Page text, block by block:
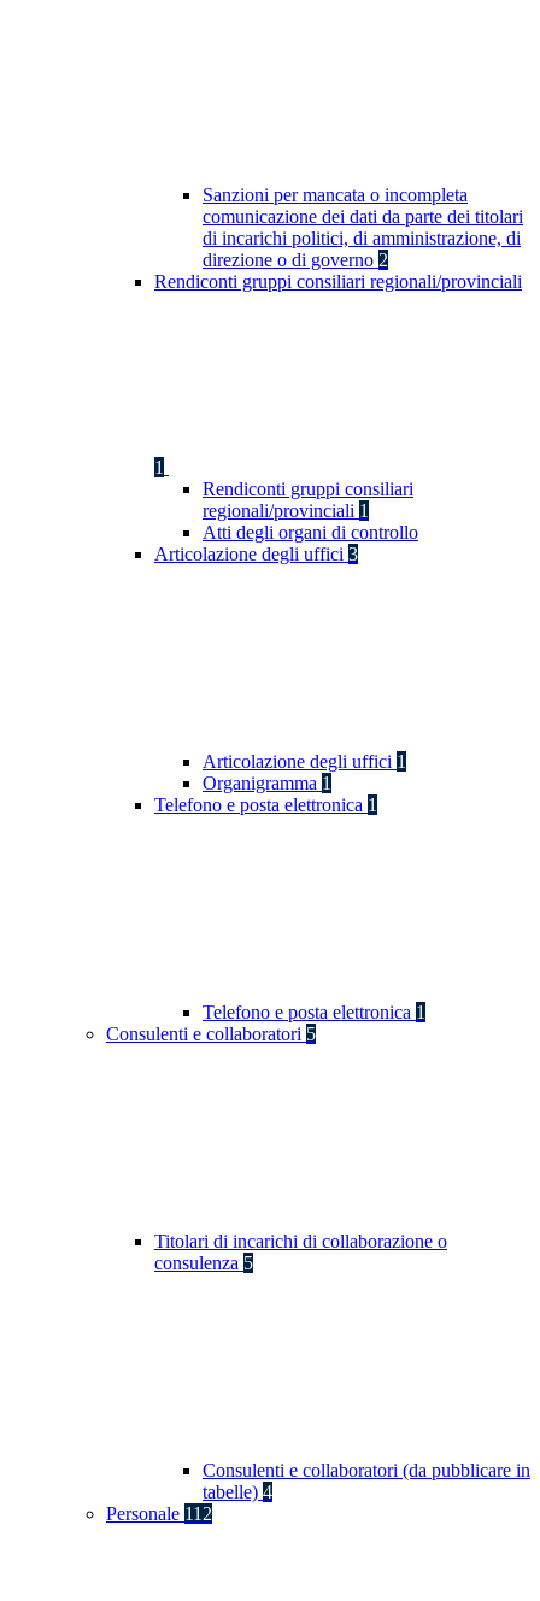
Sanzioni per mancata o incompleta
comunicazione dei dati da parte dei titolari
di incarichi politici, di amministrazione, di
direzione o di governo 2
Rendiconti gruppi consiliari regionali/provinciali
1
Rendiconti gruppi consiliari
regionali/provinciali 1
Atti degli organi di controllo
Articolazione degli uffici 3
Articolazione degli uffici 1
Organigramma 1
Telefono e posta elettronica 1
Telefono e posta elettronica 1
Consulenti e collaboratori 5
Titolari di incarichi di collaborazione o
consulenza 5
Consulenti e collaboratori (da pubblicare in
tabelle) 4
Personale 112